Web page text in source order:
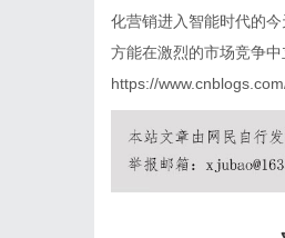
化营销进入智能时代的
方能在激烈的市场竞争中
https://